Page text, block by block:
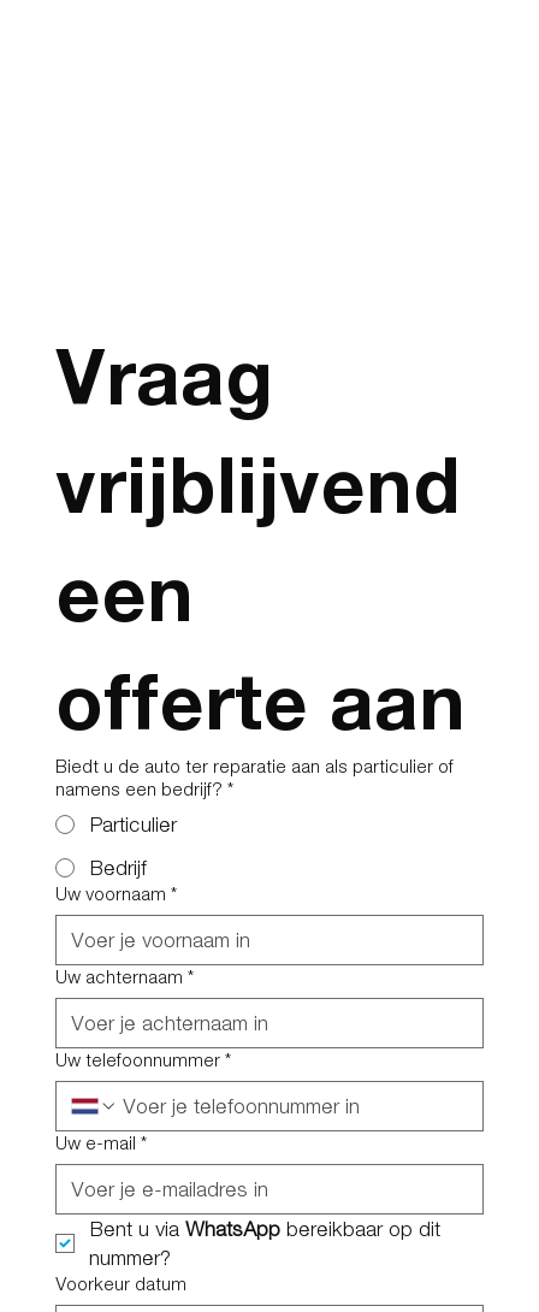
Vraag
vrijblijvend
een
offerte aan
Biedt u de auto ter reparatie aan als particulier of
namens een bedrijf? *
Particulier
Bedrijf
Uw voornaam *
Uw achternaam *
Uw telefoonnummer *
Uw e-mail *
Bent u via WhatsApp bereikbaar op dit
nummer?
Voorkeur datum